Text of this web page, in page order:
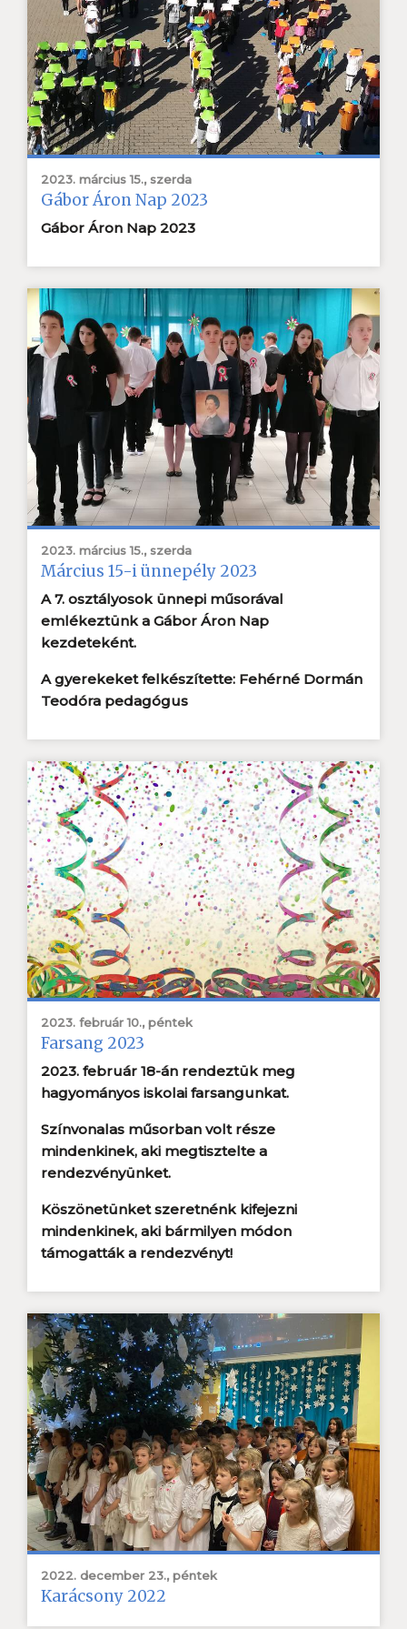
2023. március 15., szerda
Gábor Áron Nap 2023
Gábor Áron Nap 2023
2023. március 15., szerda
Március 15-i ünnepély 2023
A 7. osztályosok ünnepi műsorával
emlékeztünk a Gábor Áron Nap
kezdeteként.
A gyerekeket felkészítette: Fehérné Dormán
Teodóra pedagógus
2023. február 10., péntek
Farsang 2023
2023. február 18-án rendeztük meg
hagyományos iskolai farsangunkat.
Színvonalas műsorban volt része
mindenkinek, aki megtisztelte a
rendezvényünket.
Köszönetünket szeretnénk kifejezni
mindenkinek, aki bármilyen módon
támogatták a rendezvényt!
2022. december 23., péntek
Karácsony 2022